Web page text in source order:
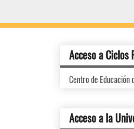
Acceso a Ciclos
Centro de Educación
Acceso a la